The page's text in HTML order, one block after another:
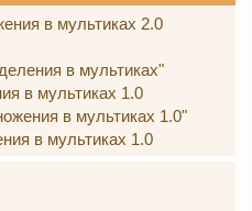
в мультиках 2.0
в мультиках"
в мультиках 1.0"